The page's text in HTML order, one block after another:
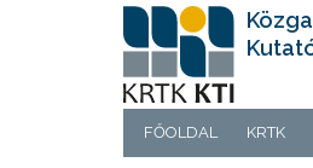
FŐOLDAL KRTK